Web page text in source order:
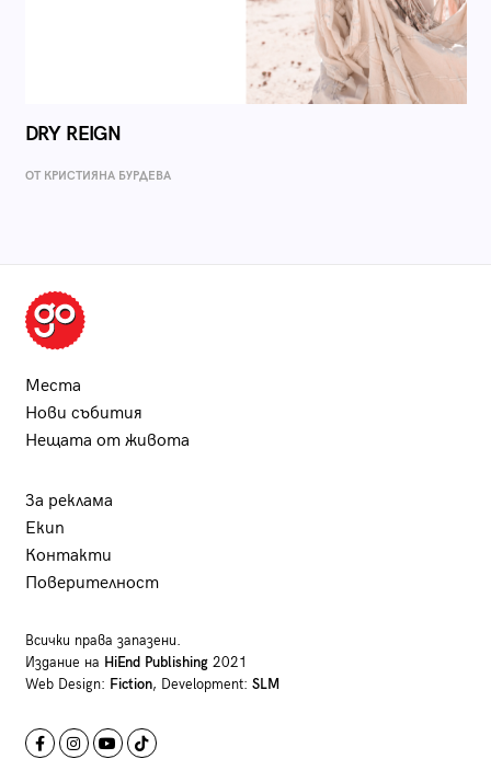
DRY REIGN
ОТ КРИСТИЯНА БУРДЕВА
Места
Нови събития
Нещата от живота
За реклама
Екип
Контакти
Поверителност
Всички права запазени.
Издание на HiEnd Publishing2021
Web Design: Fiction, Development: SLM